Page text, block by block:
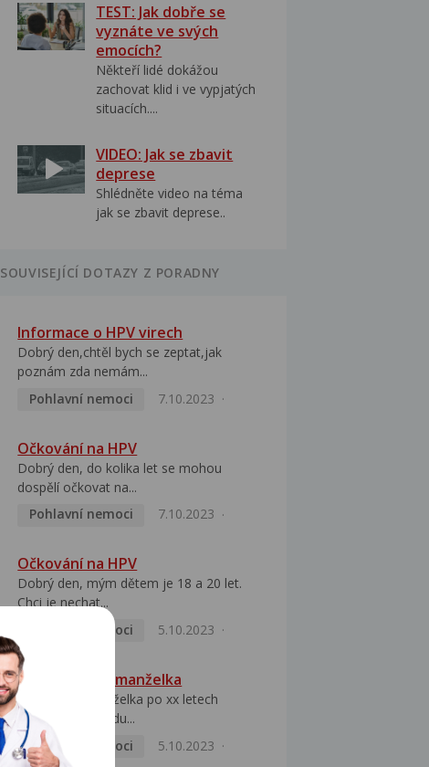
TEST: Jak dobře se
vyznáte ve svých
emocích?
Někteří lidé dokážou
zachovat klid i ve vypjatých
situacích....
VIDEO: Jak se zbavit
deprese
Shlédněte video na téma
jak se zbavit deprese..
SOUVISEJÍCÍ DOTAZY Z PORADNY
Informace o HPV virech
Dobrý den,chtěl bych se zeptat,jak
poznám zda nemám...
Pohlavní nemoci
7.10.2023
Očkování na HPV
Dobrý den, do kolika let se mohou
dospělí očkovat na...
Pohlavní nemoci
7.10.2023
Očkování na HPV
Dobrý den, mým dětem je 18 a 20 let.
Chci je nechat...
Pohlavní nemoci
5.10.2023
HPV pozitivní manželka
Dobrý den, manželka po xx letech
přivezla z Východu...
Pohlavní nemoci
5.10.2023